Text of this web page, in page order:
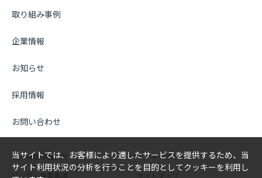
取り組み事例
企業情報
お知らせ
採用情報
お問い合わせ
個人情報保護方針
クッキーポリシー
リンク・免責事項
当サイトでは、お客様により適したサービスを提供するため、当
サイト利用状況の分析を行うことを目的としてクッキーを利用し